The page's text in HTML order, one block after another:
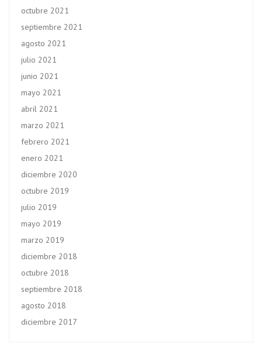
octubre 2021
septiembre 2021
agosto 2021
julio 2021
junio 2021
mayo 2021
abril 2021
marzo 2021
febrero 2021
enero 2021
diciembre 2020
octubre 2019
julio 2019
mayo 2019
marzo 2019
diciembre 2018
octubre 2018
septiembre 2018
agosto 2018
diciembre 2017